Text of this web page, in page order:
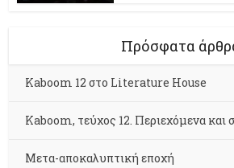
Πρόσφατα
Kaboom 12 στο Literature House
Kaboom, τεύχος 12. Περιεχόμενα και
Μετα-αποκαλυπτική εποχή